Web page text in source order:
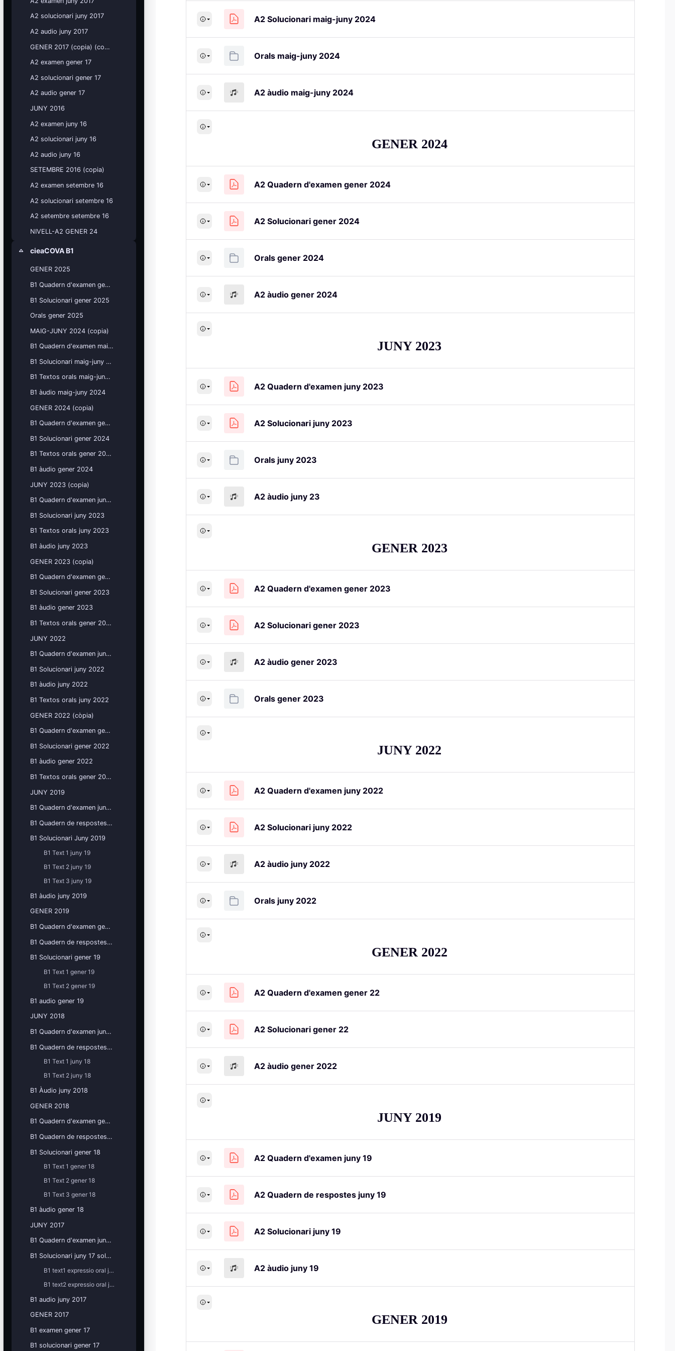
A2 solucionari juny 2017
A2 audio juny 2017
GENER 2017 (copia) (copia)
A2 examen gener 17
A2 solucionari gener 17
A2 audio gener 17
JUNY 2016
A2 examen juny 16
A2 solucionari juny 16
A2 audio juny 16
SETEMBRE 2016 (copia)
A2 examen setembre 16
A2 solucionari setembre 16
A2 setembre setembre 16
NIVELL-A2 GENER 24
Colapsar
cieaCOVA B1
GENER 2025
B1 Quadern d'examen gener 2025
B1 Solucionari gener 2025
Orals gener 2025
MAIG-JUNY 2024 (copia)
B1 Quadern d'examen maig-juny 2024
B1 Solucionari maig-juny 2024
B1 Textos orals maig-juny 2024
B1 àudio maig-juny 2024
GENER 2024 (copia)
B1 Quadern d'examen gener 2024
B1 Solucionari gener 2024
B1 Textos orals gener 2024
B1 àudio gener 2024
JUNY 2023 (copia)
B1 Quadern d'examen juny 2023
B1 Solucionari juny 2023
B1 Textos orals juny 2023
B1 àudio juny 2023
GENER 2023 (copia)
B1 Quadern d'examen gener 2023
B1 Solucionari gener 2023
B1 àudio gener 2023
B1 Textos orals gener 2023
JUNY 2022
B1 Quadern d'examen juny 2022
B1 Solucionari juny 2022
B1 àudio juny 2022
B1 Textos orals juny 2022
GENER 2022 (còpia)
B1 Quadern d'examen gener 2022
B1 Solucionari gener 2022
B1 àudio gener 2022
B1 Textos orals gener 2022
JUNY 2019
B1 Quadern d'examen juny 19
B1 Quadern de respostes juny 19
B1 Solucionari Juny 2019
B1 Text 1 juny 19
B1 Text 2 juny 19
B1 Text 3 juny 19
B1 àudio juny 2019
GENER 2019
B1 Quadern d'examen gener 19
B1 Quadern de respostes gener 19
B1 Solucionari gener 19
B1 Text 1 gener 19
B1 Text 2 gener 19
B1 audio gener 19
JUNY 2018
B1 Quadern d'examen juny 18
B1 Quadern de respostes juny 18
B1 Text 1 juny 18
B1 Text 2 juny 18
B1 Àudio juny 2018
GENER 2018
B1 Quadern d'examen gener 18
B1 Quadern de respostes gener 18
B1 Solucionari gener 18
B1 Text 1 gener 18
B1 Text 2 gener 18
B1 Text 3 gener 18
B1 àudio gener 18
JUNY 2017
B1 Quadern d'examen juny 2017
B1 Solucionari juny 17 solucionari
B1 text1 expressio oral juny 2017
B1 text2 expressio oral juny 2017
B1 audio juny 2017
GENER 2017
B1 examen gener 17
B1 solucionari gener 17
A2 Solucionari maig-juny 2024
Orals maig-juny 2024
A2 àudio maig-juny 2024
GENER 2024
A2 Quadern d'examen gener 2024
A2 Solucionari gener 2024
Orals gener 2024
A2 àudio gener 2024
JUNY 2023
A2 Quadern d'examen juny 2023
A2 Solucionari juny 2023
Orals juny 2023
A2 àudio juny 23
GENER 2023
A2 Quadern d'examen gener 2023
A2 Solucionari gener 2023
A2 àudio gener 2023
Orals gener 2023
JUNY 2022
A2 Quadern d'examen juny 2022
A2 Solucionari juny 2022
A2 àudio juny 2022
Orals juny 2022
GENER 2022
A2 Quadern d'examen gener 22
A2 Solucionari gener 22
A2 àudio gener 2022
JUNY 2019
A2 Quadern d'examen juny 19
A2 Quadern de respostes juny 19
A2 Solucionari juny 19
A2 àudio juny 19
GENER 2019